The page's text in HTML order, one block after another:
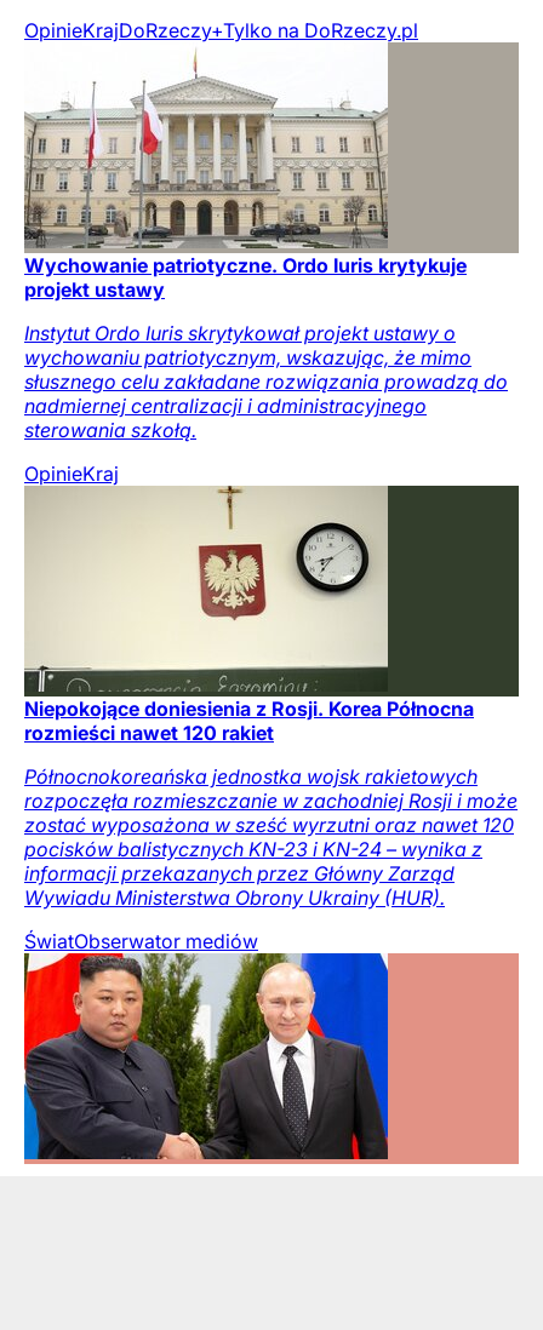
OpinieKrajDoRzeczy+Tylko na DoRzeczy.pl
Wychowanie patriotyczne. Ordo Iuris krytykuje
projekt ustawy
Instytut Ordo Iuris skrytykował projekt ustawy o
wychowaniu patriotycznym, wskazując, że mimo
słusznego celu zakładane rozwiązania prowadzą do
nadmiernej centralizacji i administracyjnego
sterowania szkołą.
OpinieKraj
Niepokojące doniesienia z Rosji. Korea Północna
rozmieści nawet 120 rakiet
Północnokoreańska jednostka wojsk rakietowych
rozpoczęła rozmieszczanie w zachodniej Rosji i może
zostać wyposażona w sześć wyrzutni oraz nawet 120
pocisków balistycznych KN-23 i KN-24 – wynika z
informacji przekazanych przez Główny Zarząd
Wywiadu Ministerstwa Obrony Ukrainy (HUR).
ŚwiatObserwator mediów